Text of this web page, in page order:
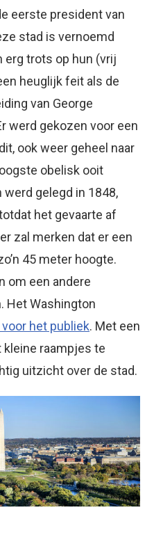
eerste president van
stad is vernoemd
erg trots op hun (vrij
heuglijk feit als de
van George
werd gekozen voor een
ook weer geheel naar
obelisk ooit
gelegd in 1848,
het gevaarte af
zal merken dat er een
45 meter hoogte.
om een andere
Het Washington
het publiek. Met een
kleine raampjes te
uitzicht over de stad.